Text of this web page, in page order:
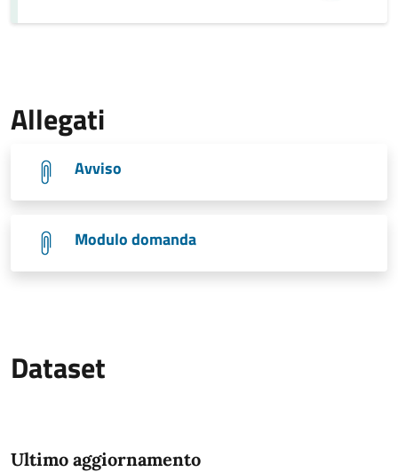
Allegati
Avviso
Modulo domanda
Dataset
Ultimo aggiornamento